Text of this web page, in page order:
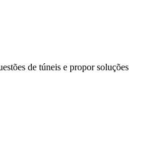
de túneis e propor soluções